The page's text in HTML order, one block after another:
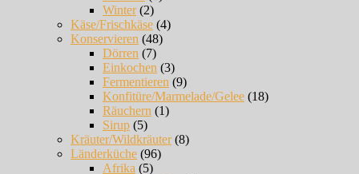
Winter(2)
Käse/Frischkäse (4)
Konservieren (48)
Dörren (7)
Einkochen (3)
Fermentieren (9)
Konfitüre/Marmelade/Gelee (18)
Räuchern (1)
Sirup (5)
Kräuter/Wildkräuter(8)
Länderküche (96)
Afrika (5)